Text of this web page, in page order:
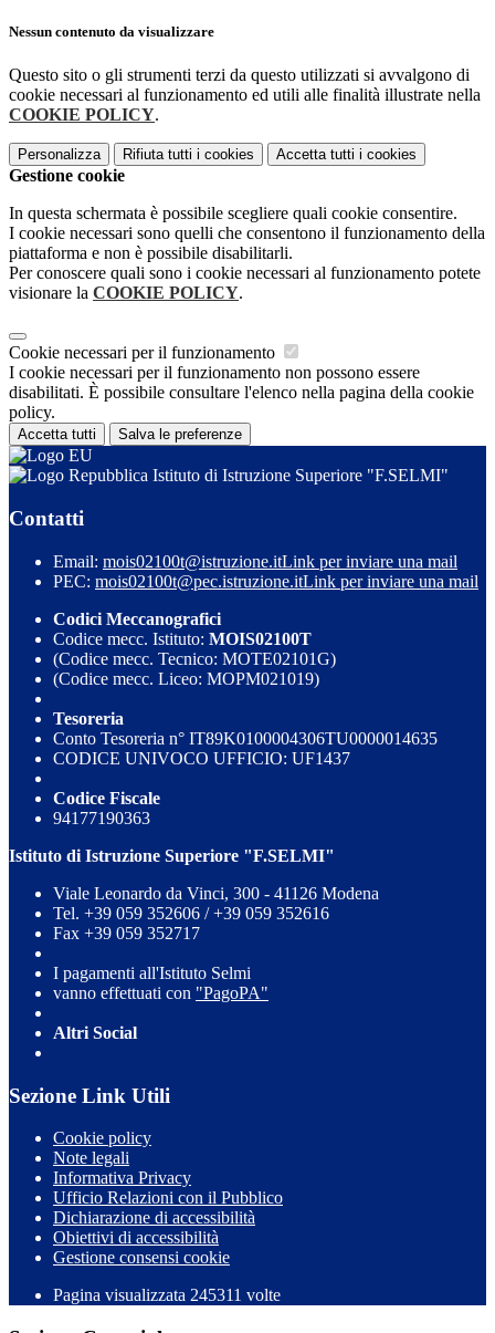
Nessun contenuto da visualizzare
Questo sito o gli strumenti terzi da questo utilizzati si avvalgono di
cookie necessari al funzionamento ed utili alle finalità illustrate nella
COOKIE POLICY.
Personalizza Rifiuta tutti i cookies Accetta tutti i cookies
Gestione cookie
In questa schermata è possibile scegliere quali cookie consentire.
I cookie necessari sono quelli che consentono il funzionamento della
piattaforma e non è possibile disabilitarli.
Per conoscere quali sono i cookie necessari al funzionamento potete
visionare la COOKIE POLICY.
Cookie necessari per il funzionamento
I cookie necessari per il funzionamento non possono essere
disabilitati. È possibile consultare l'elenco nella pagina della cookie
policy.
Accetta tutti Salva le preferenze
Istituto di Istruzione Superiore "F.SELMI"
Contatti
Email: mois02100t@istruzione.itLink per inviare una mail
PEC: mois02100t@pec.istruzione.itLink per inviare una mail
Codici Meccanografici
Codice mecc. Istituto: MOIS02100T
(Codice mecc. Tecnico: MOTE02101G)
(Codice mecc. Liceo: MOPM021019)
Tesoreria
Conto Tesoreria n° IT89K0100004306TU0000014635
CODICE UNIVOCO UFFICIO: UF1437
Codice Fiscale
94177190363
Istituto di Istruzione Superiore "F.SELMI"
Viale Leonardo da Vinci, 300 - 41126 Modena
Tel. +39 059 352606 / +39 059 352616
Fax +39 059 352717
I pagamenti all'Istituto Selmi
vanno effettuati con "PagoPA"
Altri Social
Sezione Link Utili
Cookie policy
Note legali
Informativa Privacy
Ufficio Relazioni con il Pubblico
Dichiarazione di accessibilità
Obiettivi di accessibilità
Gestione consensi cookie
Pagina visualizzata 245311 volte